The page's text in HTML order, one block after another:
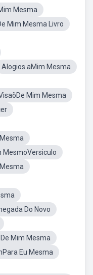
Mesma
Mim Mesma Livro
Alogios aMim Mesma
Mim Mesma
MesmoVersiculo
Do Novo
Mim Mesma
Eu Mesma